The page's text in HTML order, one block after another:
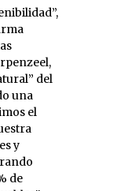
del
una
el
y
de